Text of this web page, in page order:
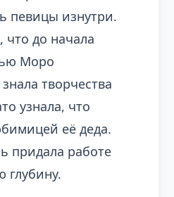
певицы изнутри.
до начала
Моро
творчества
узнала, что
её деда.
придала работе
глубину.